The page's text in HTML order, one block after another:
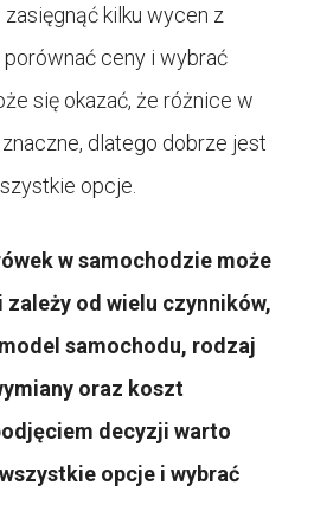
kilku wycen z
ceny i wybrać
się okazać, że różnice w
dlatego dobrze jest
opcje.
w samochodzie może
zależy od wielu czynników,
samochodu, rodzaj
oraz koszt
decyzji warto
opcje i wybrać